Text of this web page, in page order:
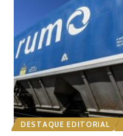
DESTAQUE EDITORIAL